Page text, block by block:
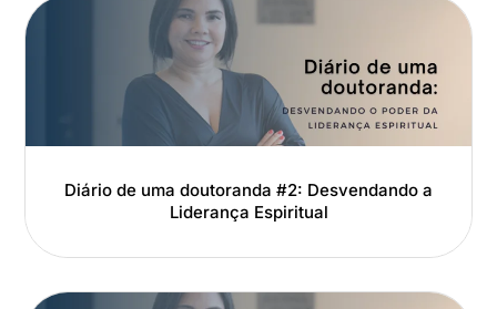
Diário de uma doutoranda #2: Desvendando a
Liderança Espiritual